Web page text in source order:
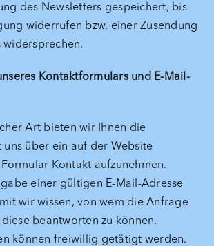
des Newsletters gespeichert, bis
widerrufen bzw. einer Zusendung
widersprechen.
Kontaktformulars und E-Mail-
Art bieten wir Ihnen die
über ein auf der Website
Kontakt aufzunehmen.
einer gültigen E-Mail-Adresse
wir wissen, von wem die Anfrage
beantworten zu können.
können freiwillig getätigt werden.